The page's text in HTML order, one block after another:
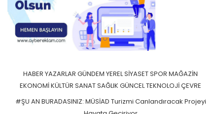
HABER YAZARLAR GÜNDEM YERELSİYASETSPOR MAĞAZİN
EKONOMİKÜLTÜR SANATSAĞLIK GÜNCELTEKNOLOJİÇEVRE
#ŞU AN BURADASINIZ: MÜSİAD Turizmi Canlandıracak Projeyi